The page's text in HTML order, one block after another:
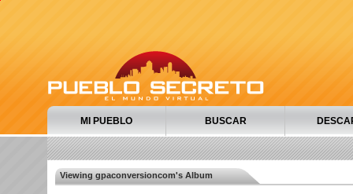
MI PUEBLO BUSCAR
Viewing gpaconversioncom's Album